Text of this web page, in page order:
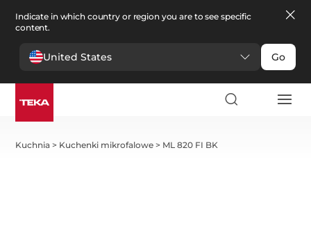
Indicate in which country or region you are to see specific
content.
United States Go
Kuchnia > Kuchenki mikrofalowe > ML 820 FI BK